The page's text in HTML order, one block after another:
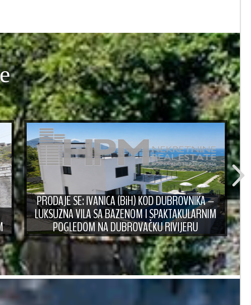
PRODAJE SE: IVANICA (BiH) KOD DUBROVNIKA –
LUKSUZNA VILA SA BAZENOM I SPAKTAKULARNIM
POGLEDOM NA DUBROVAČKU RIVIJERU